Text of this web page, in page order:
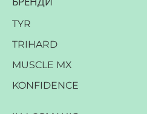
TYR
TRIHARD
MUSCLE MX
KONFIDENCE